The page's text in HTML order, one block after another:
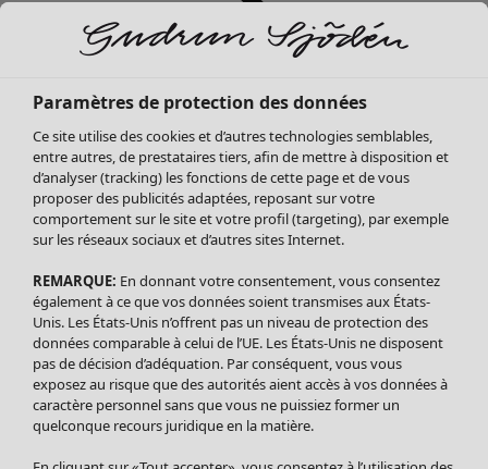
Soldes Vêtements
Tous les vêtements
Robes
Tuniques
Blouses
Tops
Gilets
Pantalon
Jupes
Paramètres de protection des données
Ce site utilise des cookies et d’autres technologies semblables,
entre autres, de prestataires tiers, afin de mettre à disposition et
d’analyser (tracking) les fonctions de cette page et de vous
proposer des publicités adaptées, reposant sur votre
comportement sur le site et votre profil (targeting), par exemple
sur les réseaux sociaux et d’autres sites Internet.
REMARQUE: En donnant votre consentement, vous consentez
également à ce que vos données soient transmises aux États-
Unis. Les États-Unis n’offrent pas un niveau de protection des
données comparable à celui de l’UE. Les États-Unis ne disposent
pas de décision d’adéquation. Par conséquent, vous vous
exposez au risque que des autorités aient accès à vos données à
caractère personnel sans que vous ne puissiez former un
quelconque recours juridique en la matière.